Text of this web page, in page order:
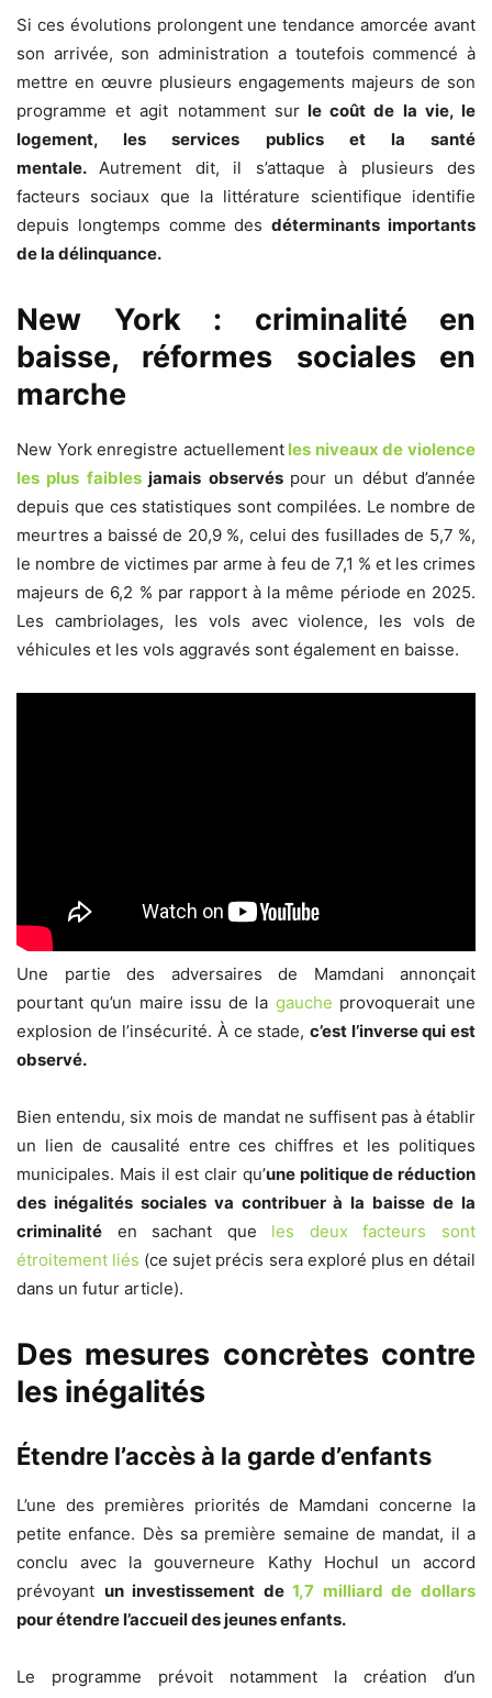
Si ces évolutions prolongent une tendance amorcée avant
son arrivée, son administration a toutefois commencé à
mettre en œuvre plusieurs engagements majeurs de son
programme et agit notamment surle coût de la vie, le
logement, les services publics et la santé
mentale.Autrement dit, il s’attaque à plusieurs des
facteurs sociaux que la littérature scientifique identifie
depuis longtemps comme desdéterminants importants
de la délinquance.
New York : criminalité en
baisse, réformes sociales en
marche
New York enregistre actuellement les niveaux de violence
les plus faiblesjamais observés pour un début d’année
depuis que ces statistiques sont compilées. Le nombre de
meurtres a baissé de 20,9 %, celui des fusillades de 5,7 %,
le nombre de victimes par arme à feu de 7,1 % et les crimes
majeurs de 6,2 % par rapport à la même période en 2025.
Les cambriolages, les vols avec violence, les vols de
véhicules et les vols aggravés sont également en baisse.
Une partie des adversaires de Mamdani annonçait
pourtant qu’un maire issu de la gauche provoquerait une
explosion de l’insécurité. À ce stade, c’est l’inverse qui est
observé.
Bien entendu, six mois de mandat ne suffisent pas à établir
un lien de causalité entre ces chiffres et les politiques
municipales. Mais il est clair qu’une politique de réduction
des inégalités sociales va contribuer à la baisse de la
criminalité en sachant que les deux facteurs sont
étroitement liés (ce sujet précis sera exploré plus en détail
dans un futur article).
Des mesures concrètes contre
les inégalités
Étendre l’accès à la garde d’enfants
L’une des premières priorités de Mamdani concerne la
petite enfance. Dès sa première semaine de mandat, il a
conclu avec la gouverneure Kathy Hochul un accord
prévoyant un investissement de1,7 milliard de dollars
pour étendre l’accueil des jeunes enfants.
Le programme prévoit notamment la création d’un